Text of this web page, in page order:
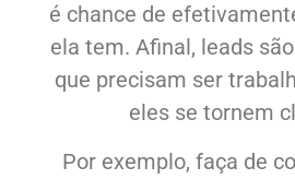
é chance de
ela tem. Afinal, leads
que precisam ser
eles se tornem
Por exemplo, faça de